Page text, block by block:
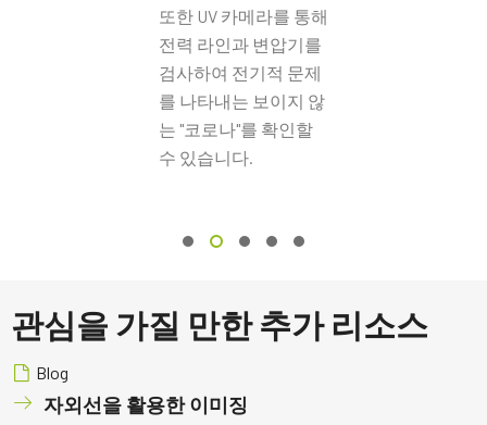
7.8 x 7.8 mm
카메라 크기 HxWxL
29 x 29 x 68 mm
무게
eBUS Player User Guide - (Latest Version)
Camera Selection Guide - Korean
Frame Rate Calculator - GO-8105M-5GE-UV
CAD file - GO-8105M-5GE-UV-GL (with lens mount)
카메라 주문 시 전원 공급 장치를 포함할 계획이라면, 반드시 적합
한 전원 코드도 함께 주문하십시오.
전원 코드 옵션 (별도 판매):
미국/일본용 전원 – 1.2미터
데이터시트 다운로드
MP-43 Tripod Mounting Plate
또한 UV 카메라를 통해
전력 라인과 변압기를
검사하여 전기적 문제
를 나타내는 보이지 않
는 "코로나"를 확인할
수 있습니다.
관심을 가질 만한 추가 리소스
Blog
자외선을 활용한 이미징